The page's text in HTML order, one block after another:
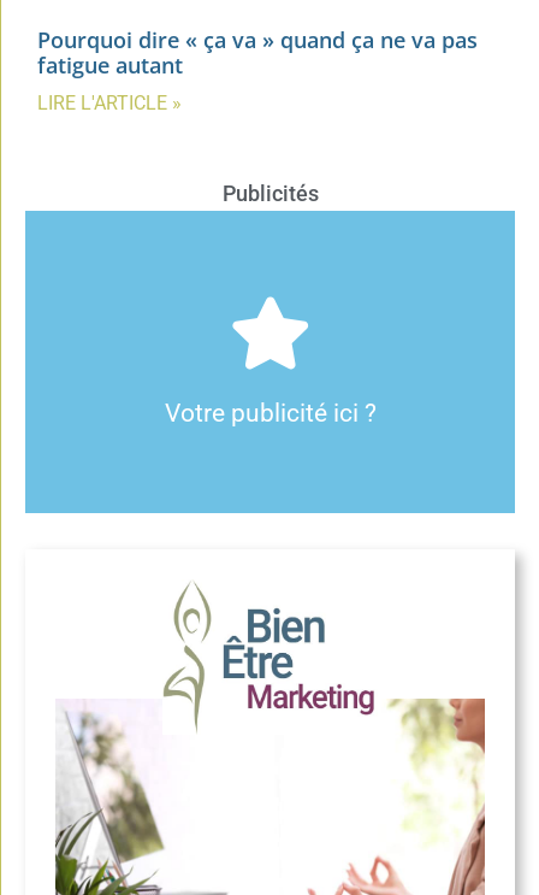
Pourquoi dire « ça va » quand ça ne va pas
fatigue autant
LIRE L'ARTICLE »
Publicités
Votre publicité ici ?
C'est possible !
publicitaire et annoncer sur notre site.
Cliquez ici